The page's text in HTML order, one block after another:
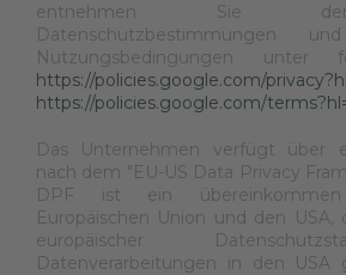
entnehmen Sie
Datenschutzbestimmungen
Nutzungsbedingungen unter
https://policies.google.com/
https://policies.google.com/
Das Unternehmen verfügt über
nach dem "EU-US Data Privacy
DPF ist ein
Europäischen Union und den USA,
europäischer
Datenverarbeitungen in den USA